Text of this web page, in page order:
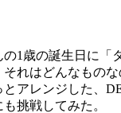
1歳の誕生日に「
れはどんなもの
アレンジした、
挑戦してみた。